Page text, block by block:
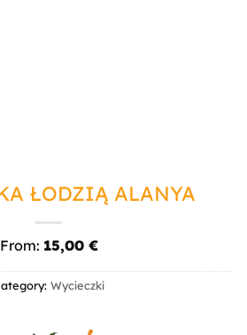
ŁODZIĄ ALANYA
From: 15,00 €
Wycieczki